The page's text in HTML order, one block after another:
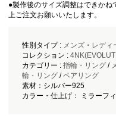
●製作後のサイズ調整はできか
上ご注文お願いいたします。
性別タイプ : メンズ・ レディ
コレクション :
カテゴリー : 指輪・リング/
輪・リング/ペアリング
素材：シルバー925
カラー・仕上げ： ミラーフ